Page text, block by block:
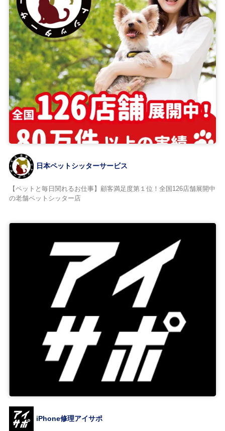
日本ペットシッターサービス
【ペットと毎日関れるお仕事】顧客満足度第１位！全国126店舗展開中
の老舗ペットシッター店
iPhone修理アイサポ